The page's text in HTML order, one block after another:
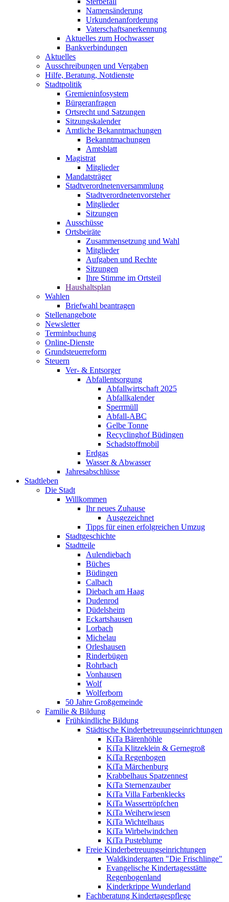
Namensänderung
Urkundenanforderung
Vaterschaftsanerkennung
Aktuelles zum Hochwasser
Bankverbindungen
Aktuelles
Ausschreibungen und Vergaben
Hilfe, Beratung, Notdienste
Stadtpolitik
Gremieninfosystem
Bürgeranfragen
Ortsrecht und Satzungen
Sitzungskalender
Amtliche Bekanntmachungen
Bekanntmachungen
Amtsblatt
Magistrat
Mitglieder
Mandatsträger
Stadtverordnetenversammlung
Stadtverordnetenvorsteher
Mitglieder
Sitzungen
Ausschüsse
Ortsbeiräte
Zusammensetzung und Wahl
Mitglieder
Aufgaben und Rechte
Sitzungen
Ihre Stimme im Ortsteil
Haushaltsplan
Wahlen
Briefwahl beantragen
Stellenangebote
Newsletter
Terminbuchung
Online-Dienste
Grundsteuerreform
Steuern
Ver- & Entsorger
Abfallentsorgung
Abfallwirtschaft 2025
Abfallkalender
Sperrmüll
Abfall-ABC
Gelbe Tonne
Recyclinghof Büdingen
Schadstoffmobil
Erdgas
Wasser & Abwasser
Jahresabschlüsse
Stadtleben
Die Stadt
Willkommen
Ihr neues Zuhause
Ausgezeichnet
Tipps für einen erfolgreichen Umzug
Stadtgeschichte
Stadtteile
Aulendiebach
Büches
Büdingen
Calbach
Diebach am Haag
Dudenrod
Düdelsheim
Eckartshausen
Lorbach
Michelau
Orleshausen
Rinderbügen
Rohrbach
Vonhausen
Wolf
Wolferborn
50 Jahre Großgemeinde
Familie & Bildung
Frühkindliche Bildung
Städtische Kinderbetreuungseinrichtungen
KiTa Bärenhöhle
KiTa Klitzeklein & Gernegroß
KiTa Regenbogen
KiTa Märchenburg
Krabbelhaus Spatzennest
KiTa Sternenzauber
KiTa Villa Farbenklecks
KiTa Wassertröpfchen
KiTa Weiherwiesen
KiTa Wichtelhaus
KiTa Wirbelwindchen
KiTa Pusteblume
Freie Kinderbetreuungseinrichtungen
Waldkindergarten "Die Frischlinge"
Evangelische Kindertagesstätte
Regenbogenland
Kinderkrippe Wunderland
Fachberatung Kindertagespflege